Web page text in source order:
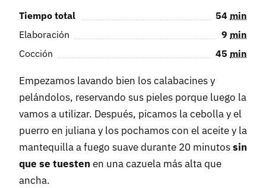
Tiempo total 54 min
Elaboración
9 min
Cocción
45 min
Empezamos lavando bien los calabacines y
pelándolos, reservando sus pieles porque luego la
vamos a utilizar. Después, picamos la cebolla y el
puerro en juliana y los pochamos con el aceite y la
mantequilla a fuego suave durante 20 minutossin
que se tuesten en una cazuela más alta que
ancha.